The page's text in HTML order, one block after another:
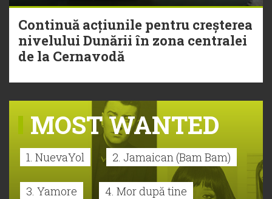
Continuă acțiunile pentru creșterea
nivelului Dunării în zona centralei
de la Cernavodă
MOST WANTED
1. NuevaYol 2. Jamaican (Bam Bam)
3. Yamore 4. Mor după tine